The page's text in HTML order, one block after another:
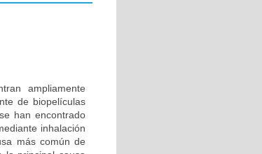
ampliamente
de biopelículas
han encontrado
inhalación
más común de